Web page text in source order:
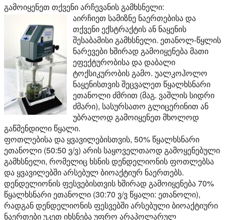
გამოიყენეთ თქვენი არჩევანის გამხსნელი:
აირჩიეთ სამიზნე ნაერთებისა და
თქვენი ექსტრაქტის ან ნაყენის
შესაბამისი გამხსნელი. ეთანოლ-წყლის
ნარევები ხშირად გამოიყენება მათი
ეფექტურობისა და დაბალი
ტოქსიკურობის გამო. უალკოჰოლო
ნაყენისთვის შეცვალეთ წყალხსნარი
ეთანოლი ძმრით (მაგ. ვაშლის სიდრი
ძმარი), სასურსათო გლიცერინით ან
უბრალოდ გამოიყენეთ მხოლოდ
გაწმენდილი წყალი.
ფოთლებისა და ყვავილებისთვის, 50% წყალხსნარი
ეთანოლი (50:50 ვ/ვ) არის საყოველთაოდ გამოყენებული
გამხსნელი, რომელიც ხსნის დენდელიონის ფოთლებსა
და ყვავილებში არსებულ ბიოაქტიურ ნაერთებს.
დენდელიონის ფესვებისთვის ხშირად გამოიყენება 70%
წყალხსნარი ეთანოლი (30:70 ვ/ვ წყალი: ეთანოლი),
რადგან დენდელიონის ფესვებში არსებული ბიოაქტიური
ნაერთები უკეთ იხსნება უფრო არაპოლარულ